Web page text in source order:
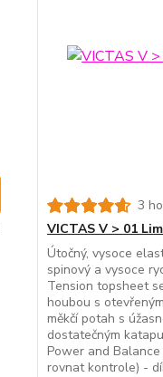
3
VICTAS V > 01
Útočný, vysoce
spinový a vysoce
Tension topsheet
houbou s
měkčí potah s
dostatečným
Power and
rovnat kontrole) -